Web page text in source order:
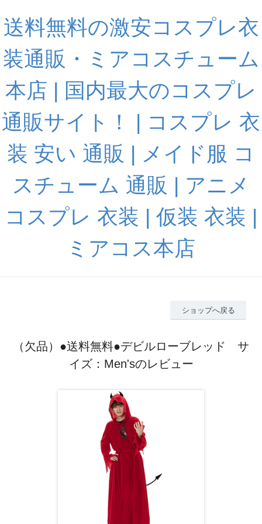
送料無料の激安コスプレ衣
装通販・ミアコスチューム
本店 | 国内最大のコスプレ
通販サイト！ | コスプレ 衣
装 安い 通販 | メイド服 コ
スチューム 通販 | アニメ
コスプレ 衣装 | 仮装 衣装 |
ミアコス本店
ショップへ戻る
（欠品）●送料無料●デビルローブレッド サ
イズ：Men'sのレビュー